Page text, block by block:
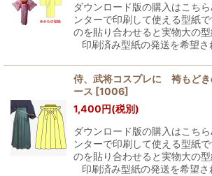
ダウンロード版の購入はこち
ンターで印刷して使える型紙
のを貼り合わせると実物大の型
印刷済み型紙の発送を希望
侍、武将コスプレに 袴もど
ース [1006]
1,400円(税別)
ダウンロード版の購入はこち
ンターで印刷して使える型紙
のを貼り合わせると実物大の型
印刷済み型紙の発送を希望